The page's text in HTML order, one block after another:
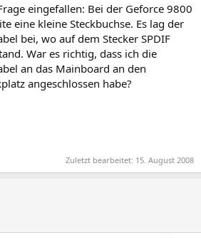
eingefallen: Bei der Geforce 9800
eine kleine Steckbuchse. Es lag der
bei, wo auf dem Stecker SPDIF
War es richtig, dass ich die
an das Mainboard an den
angeschlossen habe?
Zuletzt bearbeitet: 15. August 2008